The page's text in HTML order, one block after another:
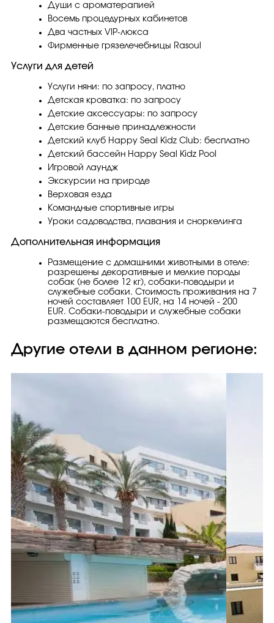
Души с ароматерапией
Восемь процедурных кабинетов
Два частных VIP-люкса
Фирменные грязелечебницы Rasoul
Услуги для детей
Услуги няни: по запросу, платно
Детская кроватка: по запросу
Детские аксессуары: по запросу
Детские банные принадлежности
Детский клуб Happy Seal Kidz Club: бесплатно
Детский бассейн Happy Seal Kidz Pool
Игровой лаундж
Экскурсии на природе
Верховая езда
Командные спортивные игры
Уроки садоводства, плавания и сноркелинга
Дополнительная информация
Размещение с домашними животными в отеле:
разрешены декоративные и мелкие породы
собак (не более 12 кг), собаки-поводыри и
служебные собаки. Стоимость проживания на 7
ночей составляет 100 EUR, на 14 ночей - 200
EUR. Собаки-поводыри и служебные собаки
размещаются бесплатно.
Другие отели в данном регионе: